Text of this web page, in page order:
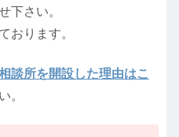
下さい。
おります。
談所を開設した理由はこ
。